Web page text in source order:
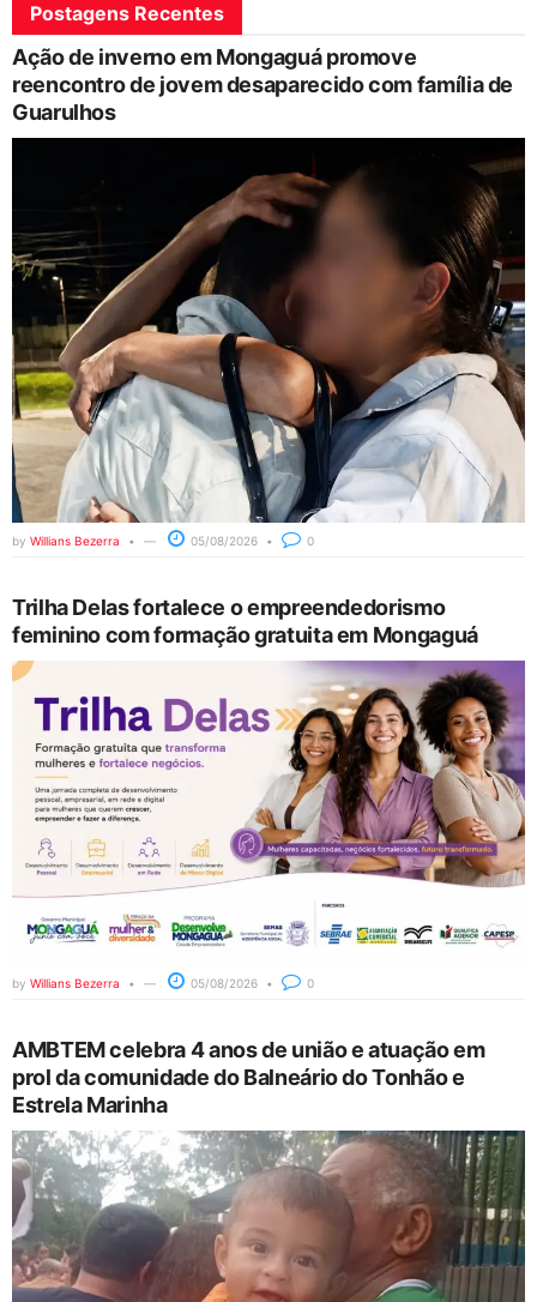
Postagens Recentes
Ação de inverno em Mongaguá promove
reencontro de jovem desaparecido com família de
Guarulhos
by Willians Bezerra 05/08/2026 0
Trilha Delas fortalece o empreendedorismo
feminino com formação gratuita em Mongaguá
by Willians Bezerra 05/08/2026 0
AMBTEM celebra 4 anos de união e atuação em
prol da comunidade do Balneário do Tonhão e
Estrela Marinha